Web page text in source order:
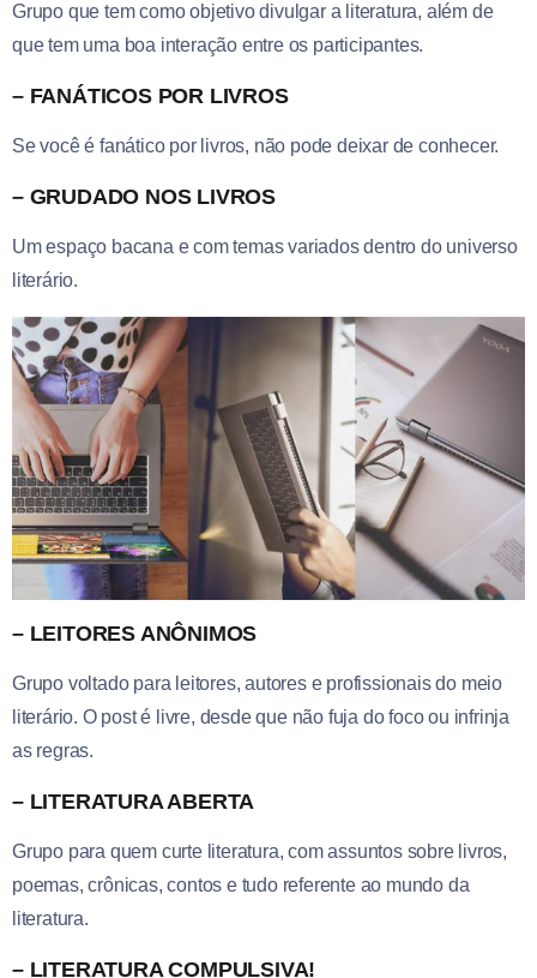
Grupo que tem como objetivo divulgar a literatura, além de
que tem uma boa interação entre os participantes.
– FANÁTICOS POR LIVROS
Se você é fanático por livros, não pode deixar de conhecer.
– GRUDADO NOS LIVROS
Um espaço bacana e com temas variados dentro do universo
literário.
– LEITORES ANÔNIMOS
Grupo voltado para leitores, autores e profissionais do meio
literário. O post é livre, desde que não fuja do foco ou infrinja
as regras.
– LITERATURA ABERTA
Grupo para quem curte literatura, com assuntos sobre livros,
poemas, crônicas, contos e tudo referente ao mundo da
literatura.
– LITERATURA COMPULSIVA!